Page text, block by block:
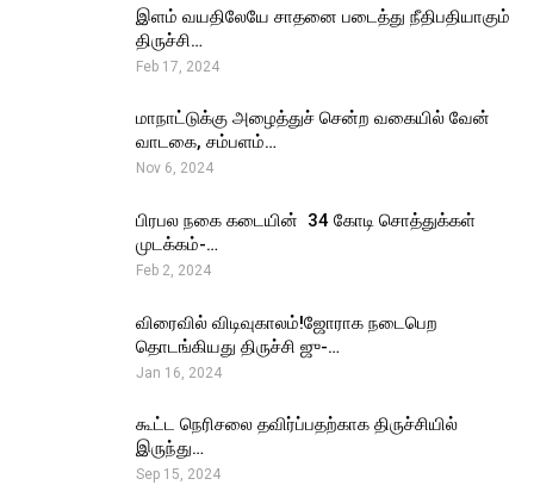
இளம் வயதிலேயே சாதனை படைத்து நீதிபதியாகும்
திருச்சி…
Feb 17, 2024
மாநாட்டுக்கு அழைத்துச் சென்ற வகையில் வேன்
வாடகை, சம்பளம்…
Nov 6, 2024
பிரபல நகை கடையின் ₹ 34 கோடி சொத்துக்கள்
முடக்கம்-…
Feb 2, 2024
விரைவில் விடிவுகாலம்!ஜோராக நடைபெற
தொடங்கியது திருச்சி ஜு-…
Jan 16, 2024
கூட்ட நெரிசலை தவிர்ப்பதற்காக திருச்சியில்
இருந்து…
Sep 15, 2024